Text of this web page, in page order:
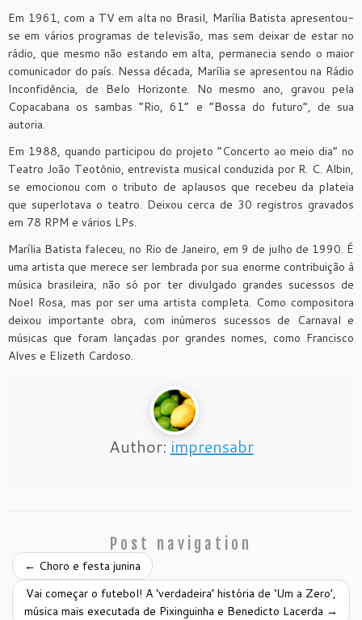
Em 1961, com a TV em alta no Brasil, Marília Batista apresentou-
se em vários programas de televisão, mas sem deixar de estar no
rádio, que mesmo não estando em alta, permanecia sendo o maior
comunicador do país. Nessa década, Marília se apresentou na Rádio
Inconfidência, de Belo Horizonte. No mesmo ano, gravou pela
Copacabana os sambas “Rio, 61” e “Bossa do futuro”, de sua
autoria.
Em 1988, quando participou do projeto “Concerto ao meio dia” no
Teatro João Teotônio, entrevista musical conduzida por R. C. Albin,
se emocionou com o tributo de aplausos que recebeu da plateia
que superlotava o teatro. Deixou cerca de 30 registros gravados
em 78 RPM e vários LPs.
Marília Batista faleceu, no Rio de Janeiro, em 9 de julho de 1990. É
uma artista que merece ser lembrada por sua enorme contribuição à
música brasileira, não só por ter divulgado grandes sucessos de
Noel Rosa, mas por ser uma artista completa. Como compositora
deixou importante obra, com inúmeros sucessos de Carnaval e
músicas que foram lançadas por grandes nomes, como Francisco
Alves e Elizeth Cardoso.
Author: imprensabr
Post navigation
← Choro e festa junina
Vai começar o futebol! A ‘verdadeira’ história de ‘Um a Zero’,
música mais executada de Pixinguinha e Benedicto Lacerda →